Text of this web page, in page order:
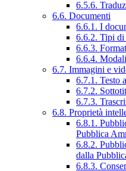
6.5.6.
6.6. Documenti
6.6.1. I
6.6.2. Tipi di
6.6.3.
6.6.4.
6.7. Immagini e
6.7.1. Testo
6.7.2.
6.7.3.
6.8. Proprietà
6.8.1.
Pubblica
6.8.2.
dalla
6.8.3.